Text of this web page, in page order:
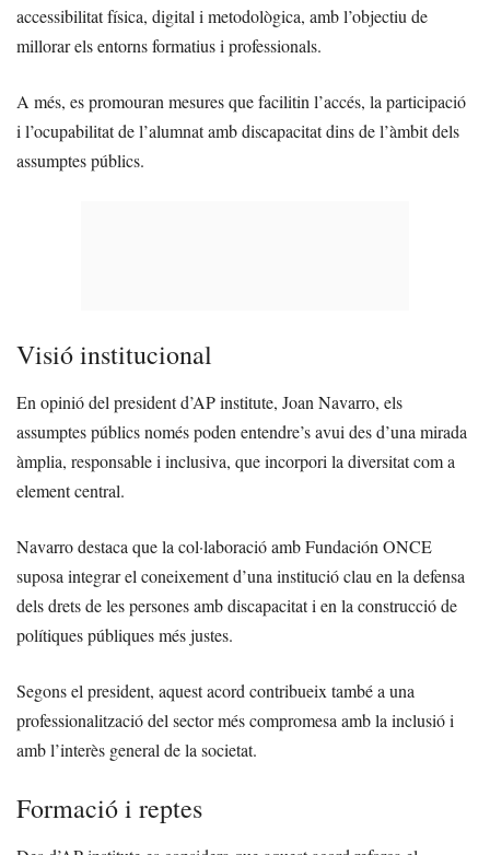
accessibilitat física, digital i metodològica, amb l’objectiu de
millorar els entorns formatius i professionals.
A més, es promouran mesures que facilitin l’accés, la participació
i l’ocupabilitat de l’alumnat amb discapacitat dins de l’àmbit dels
assumptes públics.
Visió institucional
En opinió del president d’AP institute, Joan Navarro, els
assumptes públics només poden entendre’s avui des d’una mirada
àmplia, responsable i inclusiva, que incorpori la diversitat com a
element central.
Navarro destaca que la col·laboració amb Fundación ONCE
suposa integrar el coneixement d’una institució clau en la defensa
dels drets de les persones amb discapacitat i en la construcció de
polítiques públiques més justes.
Segons el president, aquest acord contribueix també a una
professionalització del sector més compromesa amb la inclusió i
amb l’interès general de la societat.
Formació i reptes